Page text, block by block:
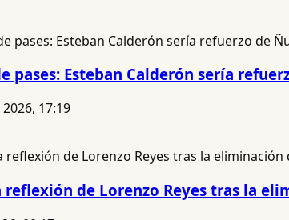
pases: Esteban Calderón sería
17:19
de Lorenzo Reyes tras la